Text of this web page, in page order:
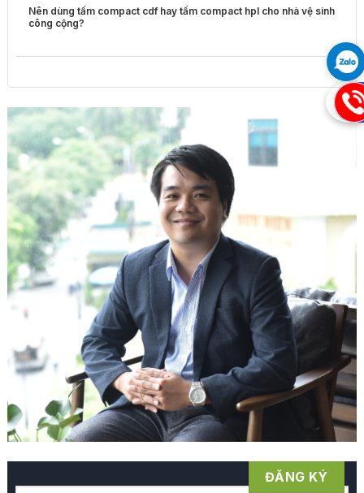
Nên dùng tấm compact cdf hay tấm compact hpl cho nhà vệ sinh
công cộng?